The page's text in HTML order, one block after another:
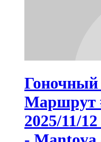
Гоночный
Маршрут
2025/11/